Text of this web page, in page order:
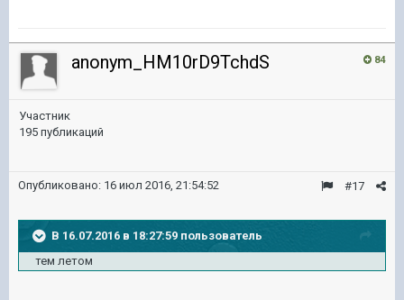
84
anonym_HM10rD9TchdS
Участник
195 публикаций
#17
Опубликовано: 16 июл 2016, 21:54:52
В 16.07.2016 в 18:27:59 пользователь
тем летом